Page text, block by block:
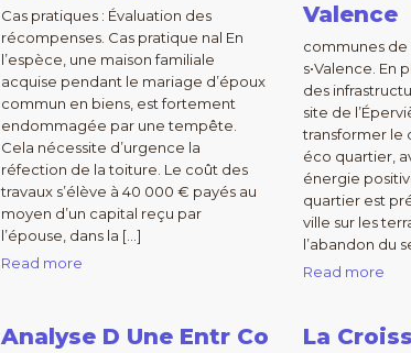
Cas pratiques : Évaluation des
récompenses. Cas pratique nal En
l’espèce, une maison familiale
acquise pendant le mariage d’époux
commun en biens, est fortement
endommagée par une tempête.
Cela nécessite d’urgence la
réfection de la toiture. Le coût des
travaux s’élève à 40 000 € payés au
moyen d’un capital reçu par
l’épouse, dans la […]
Read more
Valence
communes
s•Valence. En
des
site de
transformer le
éco quartier,
énergie
quartier est
ville sur les
l’abandon du
Read more
Analyse D Une Entr Co
La